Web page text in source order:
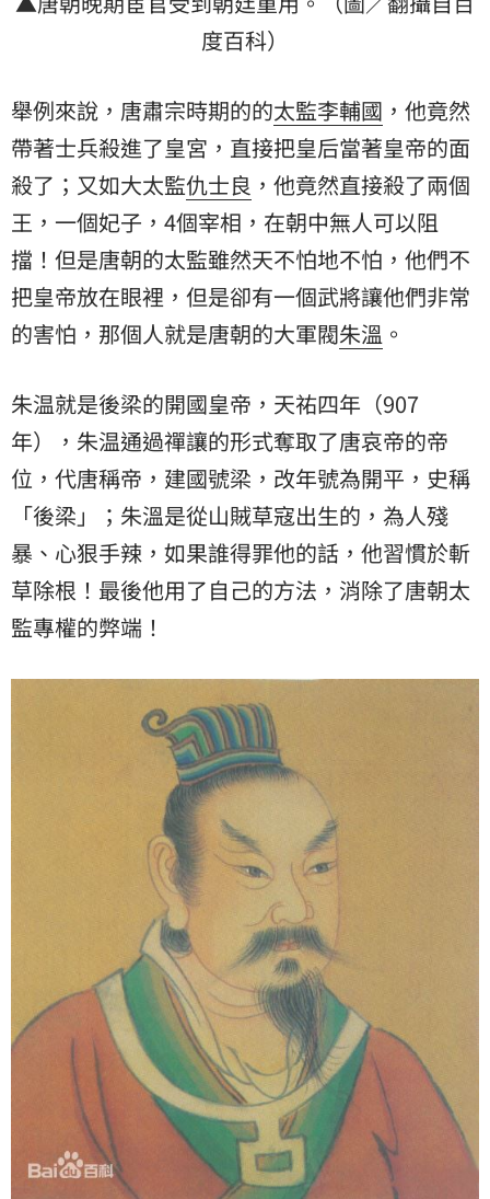
度百科）
舉例來說，唐肅宗時期的的太監李輔國 ，他竟然
帶著士兵殺進了皇宮，直接把皇后當著皇帝的面
殺了；又如大太監仇士良 ，他竟然直接殺了兩個
王，一個妃子，4個宰相，在朝中無人可以阻
擋！但是唐朝的太監雖然天不怕地不怕，他們不
把皇帝放在眼裡，但是卻有一個武將讓他們非常
的害怕，那個人就是唐朝的大軍閥朱溫 。
朱温就是後梁的開國皇帝，天祐四年（907
年），朱温通過禪讓的形式奪取了唐哀帝的帝
位，代唐稱帝，建國號梁，改年號為開平，史稱
「後梁」；朱溫是從山賊草寇出生的，為人殘
暴、心狠手辣，如果誰得罪他的話，他習慣於斬
草除根！最後他用了自己的方法，消除了唐朝太
監專權的弊端！